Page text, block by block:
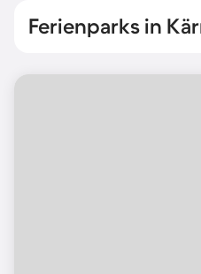
Ferienparks in